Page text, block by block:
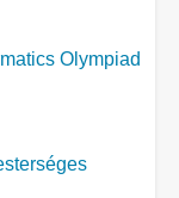
Olympiad